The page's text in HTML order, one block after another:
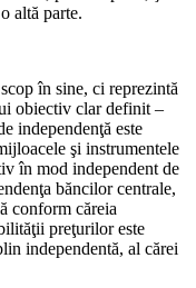
altă parte.
în sine, ci reprezintă
obiectiv clar definit –
independenţă este
şi instrumentele
în mod independent de
băncilor centrale,
conform căreia
preţurilor este
independentă, al cărei